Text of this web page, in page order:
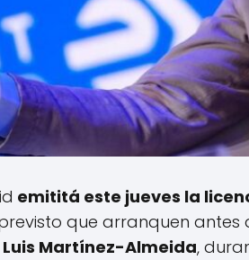
emititá este jueves la
que arranquen
Luis Martínez-Almeida,